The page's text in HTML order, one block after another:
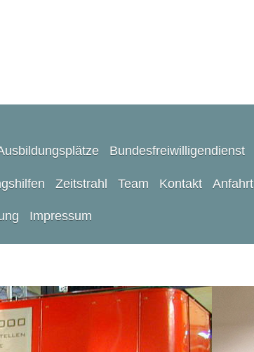
Bundesfreiwilligendienst
Zeitstrahl Team Kontakt Anfahrt
Impressum